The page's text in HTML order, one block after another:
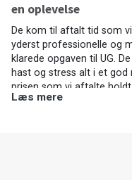
en oplevelse
De kom til aftalt tid som
yderst professionelle og
klarede opgaven til UG.
hast og stress alt i et
prisen som vi aftalte
ikke 5 stjerner, men i
Læs mere